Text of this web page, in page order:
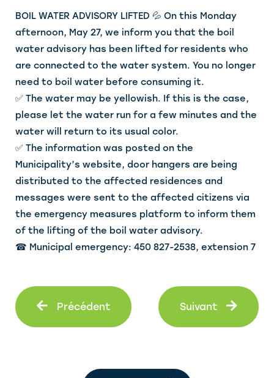
BOIL WATER ADVISORY LIFTED 💦 On this Monday
afternoon, May 27, we inform you that the boil
water advisory has been lifted for residents who
are connected to the water system. You no longer
need to boil water before consuming it.
✅ The water may be yellowish. If this is the case,
please let the water run for a few minutes and the
water will return to its usual color.
✅ The information was posted on the
Municipality’s website, door hangers are being
distributed to the affected residences and
messages were sent to the affected citizens via
the emergency measures platform to inform them
of the lifting of the boil water advisory.
☎ Municipal emergency: 450 827-2538, extension 7
Précédent Suivant